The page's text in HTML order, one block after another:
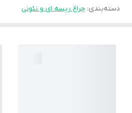
دسته‌بندی: چراغ ریسه ای و نئونی